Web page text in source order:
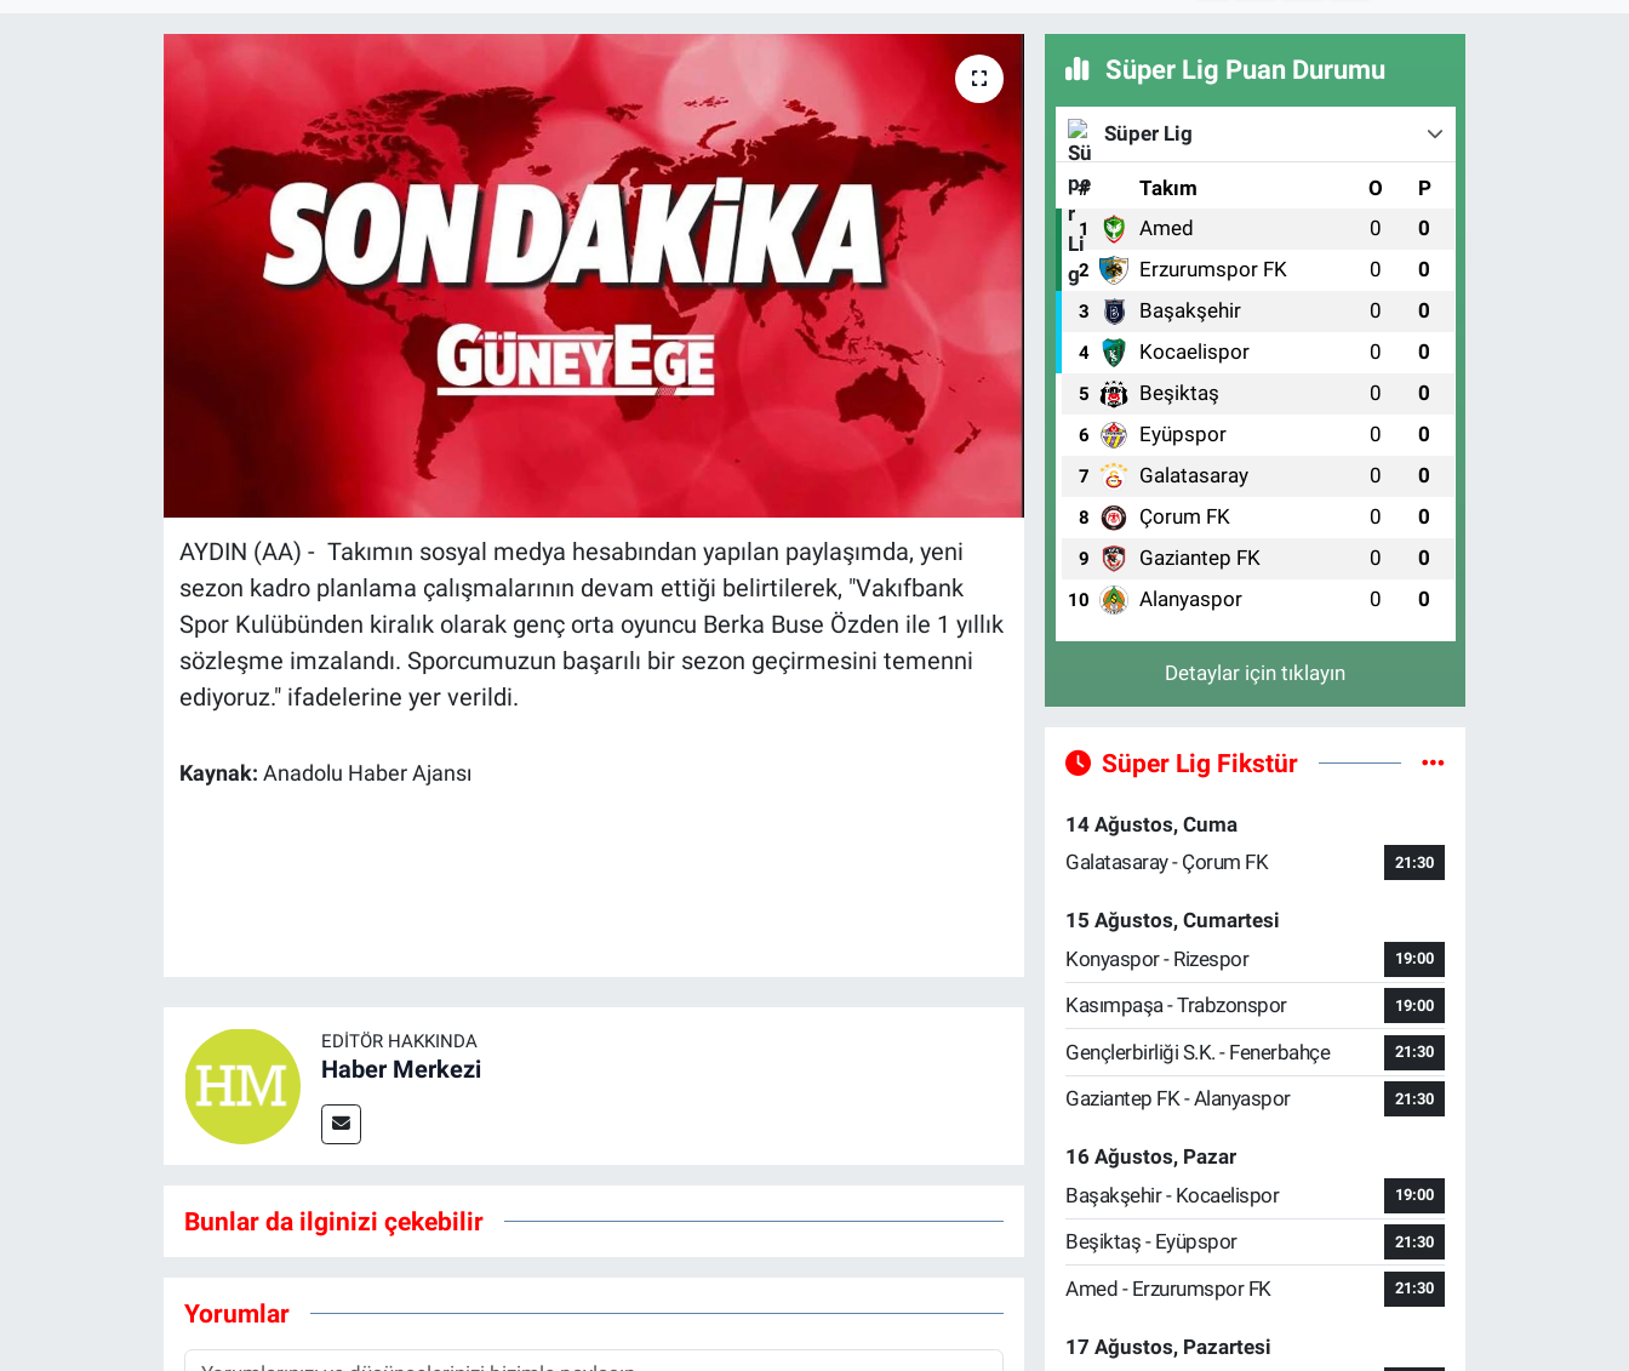
AYDIN (AA) - Takımın sosyal medya hesabından yapılan paylaşımda, yeni
sezon kadro planlama çalışmalarının devam ettiği belirtilerek, "Vakıfbank
Spor Kulübünden kiralık olarak genç orta oyuncu Berka Buse Özden ile 1 yıllık
sözleşme imzalandı. Sporcumuzun başarılı bir sezon geçirmesini temenni
ediyoruz." ifadelerine yer verildi.
Kaynak: Anadolu Haber Ajansı
EDITÖR HAKKINDA
Haber Merkezi
Bunlar da ilginizi çekebilir
Yorumlar
Süper Lig Puan Durumu
Süper Lig
# Takım O P
1 Amed 0 0
2 Erzurumspor FK 0 0
3 Başakşehir 0 0
4 Kocaelispor 0 0
5 Beşiktaş 0 0
6 Eyüpspor 0 0
7 Galatasaray 0 0
8 Çorum FK 0 0
9 Gaziantep FK 0 0
10 Alanyaspor 0 0
Detaylar için tıklayın
Süper Lig Fikstür
14 Ağustos, Cuma
Galatasaray - Çorum FK
21:30
15 Ağustos, Cumartesi
Konyaspor - Rizespor
19:00
Kasımpaşa - Trabzonspor 19:00
Gençlerbirliği S.K. - Fenerbahçe 21:30
Gaziantep FK - Alanyaspor 21:30
16 Ağustos, Pazar
Başakşehir - Kocaelispor
19:00
Beşiktaş - Eyüpspor 21:30
Amed - Erzurumspor FK 21:30
17 Ağustos, Pazartesi